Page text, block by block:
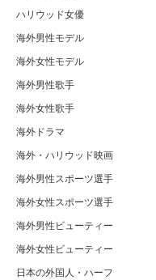
ハリウッド女優
海外男性モデル
海外女性モデル
海外男性歌手
海外女性歌手
海外ドラマ
海外・ハリウッド映画
海外男性スポーツ選手
海外女性スポーツ選手
海外男性ビューティー
海外女性ビューティー
日本の外国人・ハーフ